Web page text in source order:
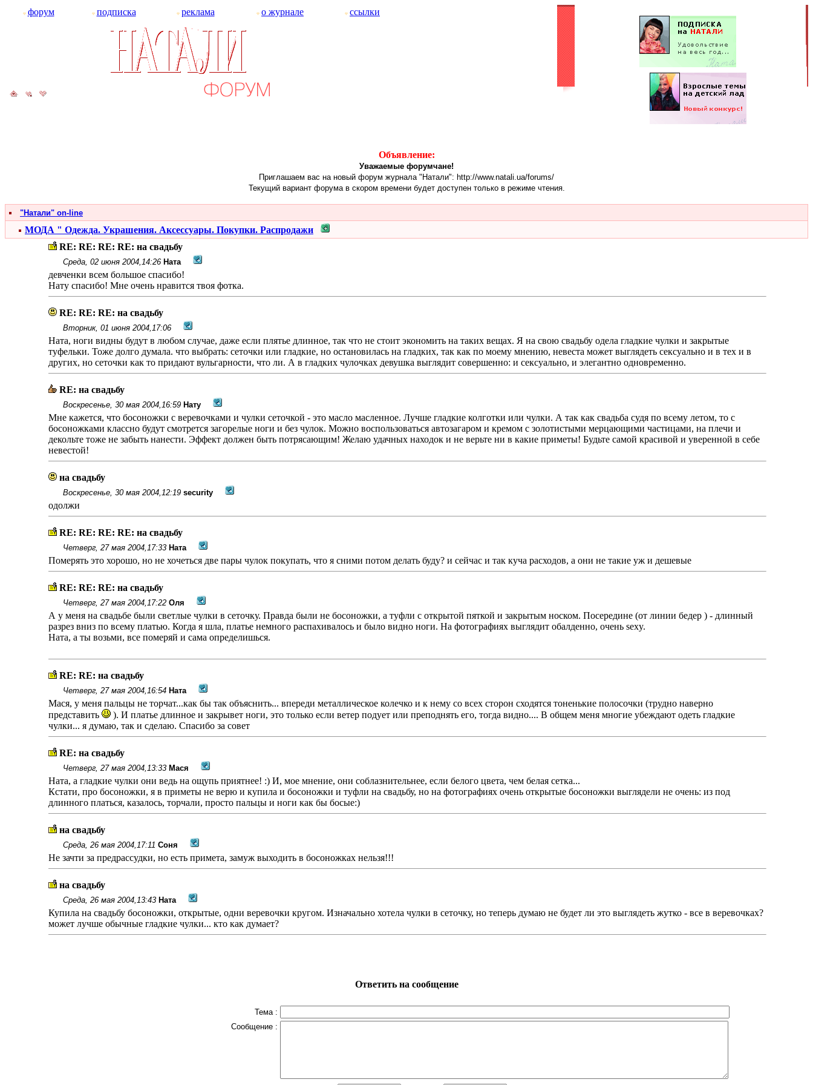
форум подписка реклама о журнале ссылки
Объявление:
Уважаемые форумчане!
Приглашаем вас на новый форум журнала "Натали": http://www.natali.ua/forums/
Текущий вариант форума в скором времени будет доступен только в режиме чтения.
"Натали" on-line
МОДА " Одежда. Украшения. Аксессуары. Покупки. Распродажи
RE: RE: RE: RE: на свадьбу
Среда, 02 июня 2004,14:26 Ната
девченки всем большое спасибо!
Нату спасибо! Мне очень нравится твоя фотка.
RE: RE: RE: на свадьбу
Вторник, 01 июня 2004,17:06
Ната, ноги видны будут в любом случае, даже если плятье длинное, так что не стоит экономить на таких вещах. Я на свою свадьбу одела гладкие чулки и закрытые
туфельки. Тоже долго думала. что выбрать: сеточки или гладкие, но остановилась на гладких, так как по моему мнению, невеста может выглядеть сексуально и в тех и в
других, но сеточки как то придают вульгарности, что ли. А в гладких чулочках девушка выглядит совершенно: и сексуально, и элегантно одновременно.
RE: на свадьбу
Воскресенье, 30 мая 2004,16:59 Нату
Мне кажется, что босоножки с веревочками и чулки сеточкой - это масло масленное. Лучше гладкие колготки или чулки. А так как свадьба судя по всему летом, то с
босоножками классно будут смотрется загорелые ноги и без чулок. Можно воспользоваться автозагаром и кремом с золотистыми мерцающими частицами, на плечи и
декольте тоже не забыть нанести. Эффект должен быть потрясающим! Желаю удачных находок и не верьте ни в какие приметы! Будьте самой красивой и уверенной в себе
невестой!
на свадьбу
Воскресенье, 30 мая 2004,12:19 security
одолжи
RE: RE: RE: RE: на свадьбу
Четверг, 27 мая 2004,17:33 Ната
Померять это хорошо, но не хочеться две пары чулок покупать, что я сними потом делать буду? и сейчас и так куча расходов, а они не такие уж и дешевые
RE: RE: RE: на свадьбу
Четверг, 27 мая 2004,17:22 Оля
А у меня на свадьбе были светлые чулки в сеточку. Правда были не босоножки, а туфли с открытой пяткой и закрытым носком. Посередине (от линии бедер ) - длинный
разрез вниз по всему платью. Когда я шла, платье немного распахивалось и было видно ноги. На фотографиях выглядит обалденно, очень sexy.
Ната, а ты возьми, все померяй и сама определишься.
RE: RE: на свадьбу
Четверг, 27 мая 2004,16:54 Ната
Мася, у меня пальцы не торчат...как бы так объяснить... впереди металлическое колечко и к нему со всех сторон сходятся тоненькие полосочки (трудно наверно
представить
). И платье длинное и закрывет ноги, это только если ветер подует или преподнять его, тогда видно.... В общем меня многие убеждают одеть гладкие
чулки... я думаю, так и сделаю. Спасибо за совет
RE: на свадьбу
Четверг, 27 мая 2004,13:33 Мася
Ната, а гладкие чулки они ведь на ощупь приятнее! :) И, мое мнение, они соблазнительнее, если белого цвета, чем белая сетка...
Кстати, про босоножки, я в приметы не верю и купила и босоножки и туфли на свадьбу, но на фотографиях очень открытые босоножки выглядели не очень: из под
длинного платься, казалось, торчали, просто пальцы и ноги как бы босые:)
на свадьбу
Среда, 26 мая 2004,17:11 Соня
Не зачти за предрассудки, но есть примета, замуж выходить в босоножках нельзя!!!
на свадьбу
Среда, 26 мая 2004,13:43 Ната
Купила на свадьбу босоножки, открытые, одни веревочки кругом. Изначально хотела чулки в сеточку, но теперь думаю не будет ли это выглядеть жутко - все в веревочках?
может лучше обычные гладкие чулки... кто как думает?
Ответить на сообщение
Тема :
Сообщение :